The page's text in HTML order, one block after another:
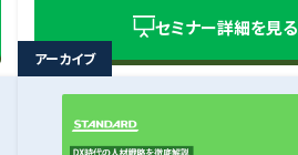
セミナー詳細を見る
アーカイブ